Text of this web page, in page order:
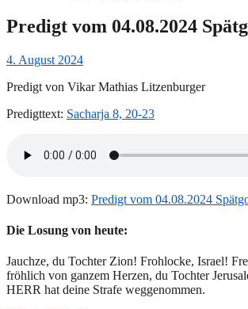
Predigt vom 04.08.2024
Gepostet
4. August 2024
Predigt von Vikar Mathias Litzenburger
Predigttext: Sacharja 8, 20-23
Download mp3: Predigt vom 04.08.2024
Die Losung von heute:
Jauchze, du Tochter Zion! Frohlocke, Israel!
fröhlich von ganzem Herzen, du Tochter
HERR hat deine Strafe weggenommen.